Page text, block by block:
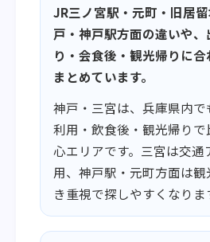
JR三ノ宮駅・元町・旧居
戸・神戸駅方面の違いや
り・会食後・観光帰りに
まとめています。
神戸・三宮は、兵庫県内
利用・飲食後・観光帰り
心エリアです。三宮は交通
用、神戸駅・元町方面は
き重視で探しやすくなりま